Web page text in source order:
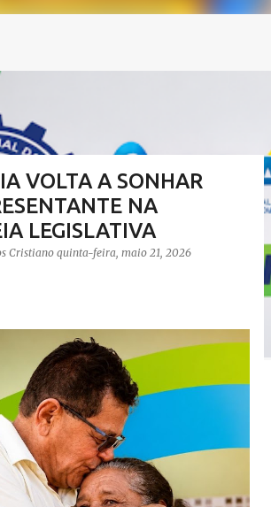
VOLTA A SONHAR
NA
LEGISLATIVA
Cristianoquinta-feira, maio 21, 2026